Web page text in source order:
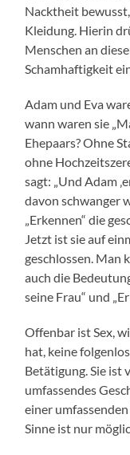
Nacktheit
Kleidung. Hierin
Menschen an
Schamhaftigkeit
Adam und Eva
wann waren sie
Ehepaars? Ohne
ohne
sagt: „Und Adam
davon schwanger
„Erkennen“ die
Jetzt ist sie auf
geschlossen. Man
auch die
seine Frau“ und
Offenbar ist Sex,
hat, keine
Betätigung. Sie ist
umfassendes
einer
Sinne ist nur